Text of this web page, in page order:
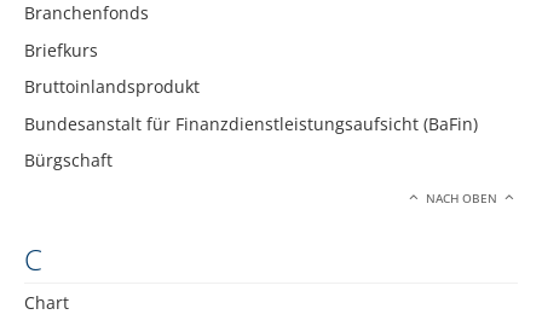
Branchenfonds
Briefkurs
Bruttoinlandsprodukt
Bundesanstalt für Finanzdienstleistungsaufsicht (BaFin)
Bürgschaft
NACH OBEN
C
Chart